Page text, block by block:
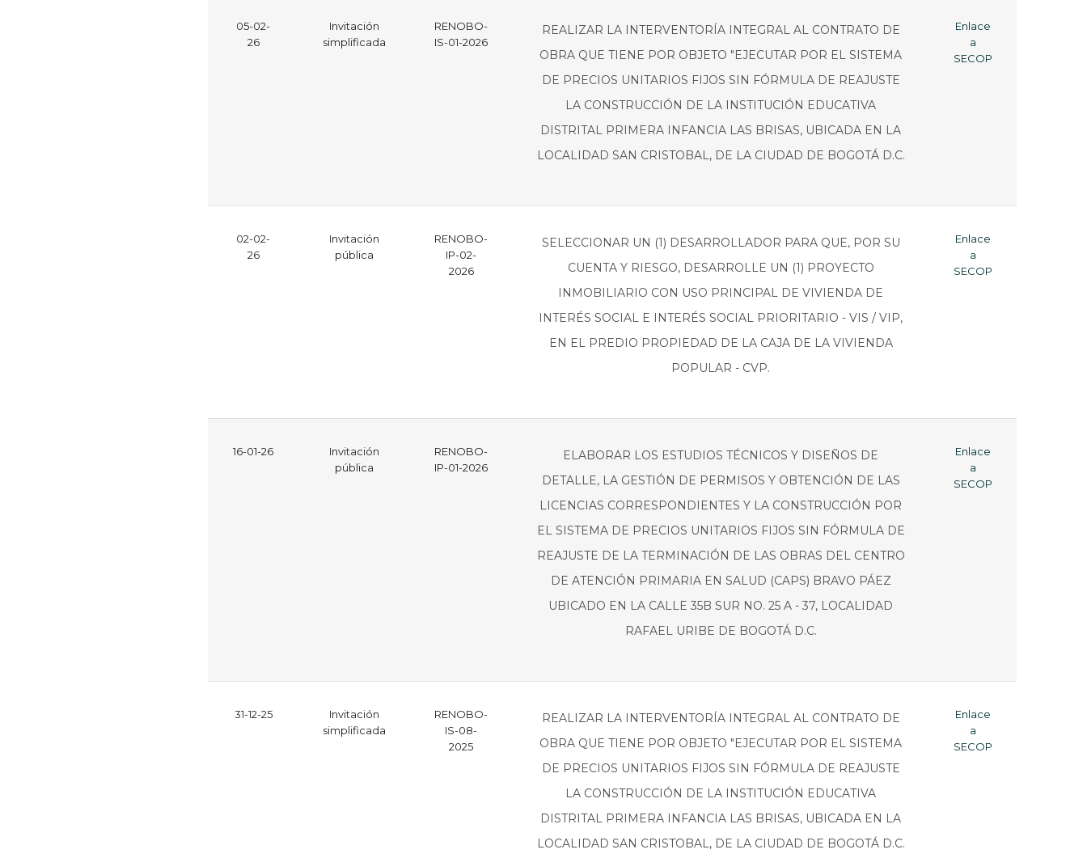
05-02-
26
Invitación
simplificada
RENOBO-
IS-01-2026
REALIZAR LA INTERVENTORÍA INTEGRAL AL CONTRATO DE
OBRA QUE TIENE POR OBJETO "EJECUTAR POR EL SISTEMA
DE PRECIOS UNITARIOS FIJOS SIN FÓRMULA DE REAJUSTE
LA CONSTRUCCIÓN DE LA INSTITUCIÓN EDUCATIVA
DISTRITAL PRIMERA INFANCIA LAS BRISAS, UBICADA EN LA
LOCALIDAD SAN CRISTOBAL, DE LA CIUDAD DE BOGOTÁ D.C.
Enlace
a
SECOP
02-02-
26
Invitación
pública
RENOBO-
IP-02-
2026
SELECCIONAR UN (1) DESARROLLADOR PARA QUE, POR SU
CUENTA Y RIESGO, DESARROLLE UN (1) PROYECTO
INMOBILIARIO CON USO PRINCIPAL DE VIVIENDA DE
INTERÉS SOCIAL E INTERÉS SOCIAL PRIORITARIO - VIS / VIP,
EN EL PREDIO PROPIEDAD DE LA CAJA DE LA VIVIENDA
POPULAR - CVP.
Enlace
a
SECOP
16-01-26
Invitación
pública
RENOBO-
IP-01-2026
ELABORAR LOS ESTUDIOS TÉCNICOS Y DISEÑOS DE
DETALLE, LA GESTIÓN DE PERMISOS Y OBTENCIÓN DE LAS
LICENCIAS CORRESPONDIENTES Y LA CONSTRUCCIÓN POR
EL SISTEMA DE PRECIOS UNITARIOS FIJOS SIN FÓRMULA DE
REAJUSTE DE LA TERMINACIÓN DE LAS OBRAS DEL CENTRO
DE ATENCIÓN PRIMARIA EN SALUD (CAPS) BRAVO PÁEZ
UBICADO EN LA CALLE 35B SUR NO. 25 A - 37, LOCALIDAD
RAFAEL URIBE DE BOGOTÁ D.C.
Enlace
a
SECOP
31-12-25
Invitación
simplificada
RENOBO-
IS-08-
2025
REALIZAR LA INTERVENTORÍA INTEGRAL AL CONTRATO DE
OBRA QUE TIENE POR OBJETO "EJECUTAR POR EL SISTEMA
DE PRECIOS UNITARIOS FIJOS SIN FÓRMULA DE REAJUSTE
LA CONSTRUCCIÓN DE LA INSTITUCIÓN EDUCATIVA
DISTRITAL PRIMERA INFANCIA LAS BRISAS, UBICADA EN LA
LOCALIDAD SAN CRISTOBAL, DE LA CIUDAD DE BOGOTÁ D.C.
Enlace
a
SECOP